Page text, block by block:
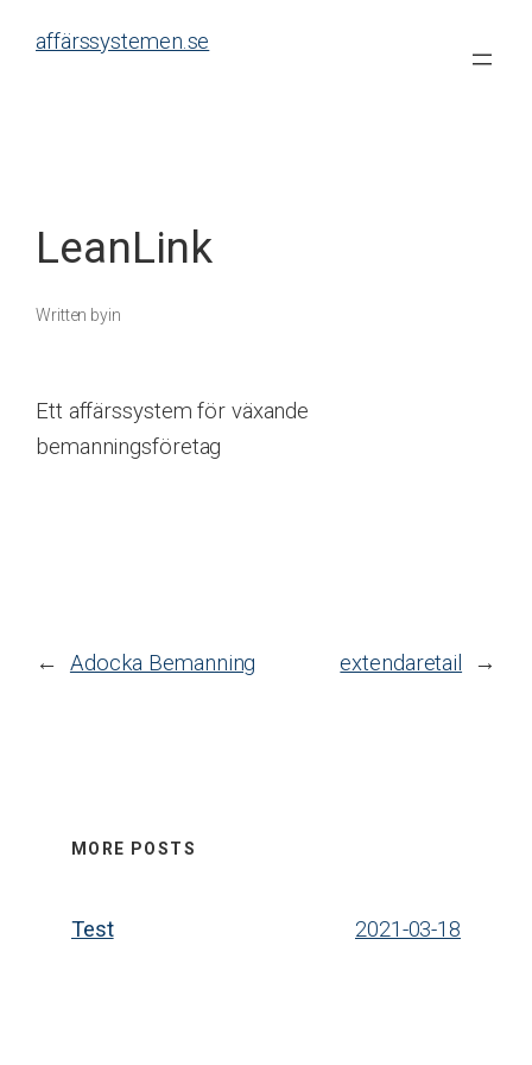
affärssystemen.se
LeanLink
Written byin
Ett affärssystem för växande
bemanningsföretag
← Adocka Bemanning extendaretail →
MORE POSTS
Test 2021-03-18